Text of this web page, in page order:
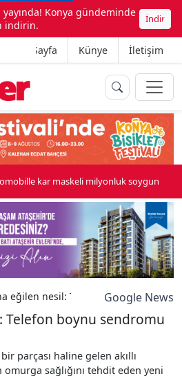
Konya gündeminde
indirin.
İndir
Ana Sayfa Künye İletişim
Kadınhanı'nda çok sayıda araç birbirine
eğilen nesil: Telefon boynuGoogle News
Telefon boynu sendromu
parçası haline gelen akıllı
sağlığını tehdit eden yeni